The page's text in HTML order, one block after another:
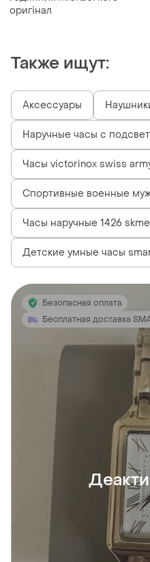
оригінал
Также ищут:
Аксессуары
Наручные часы с
Часы victorinox swiss
Спортивные военные
Часы наручные 1426
Детские умные часы
Безопасная оплата
Бесплатная доставка